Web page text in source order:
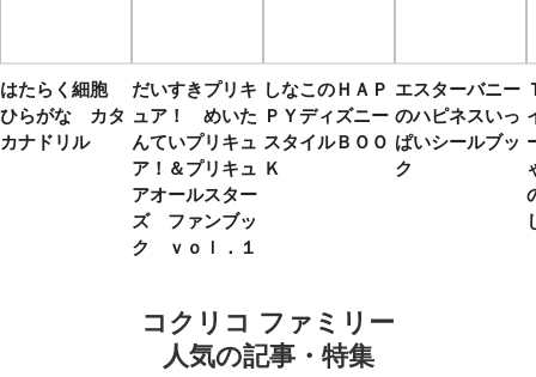
はたらく細胞
ひらがな カタ
カナドリル
だいすきプリキ
ュア！ めいた
んていプリキュ
ア！＆プリキュ
アオールスター
ズ ファンブッ
ク ｖｏｌ．１
しなこのＨＡＰ
ＰＹディズニー
スタイルＢＯＯ
Ｋ
エスターバニー
のハピネスいっ
ぱいシールブッ
ク
コクリコ ファミリー
人気の記事・特集